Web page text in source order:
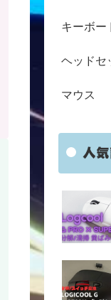
キーボー
ヘッドセ
マウス
人